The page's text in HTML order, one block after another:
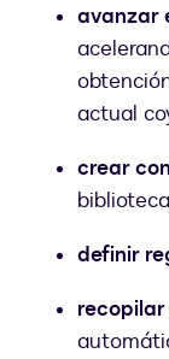
avanzar
actual
crear
definir